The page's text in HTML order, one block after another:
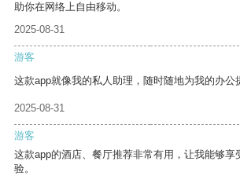
助你在网络上自由移动。
2025-08-31
游客
这款app就像我的私人助理，随时随地为我的办公
2025-08-31
游客
这款app的酒店、餐厅推荐非常有用，让我能够享
验。